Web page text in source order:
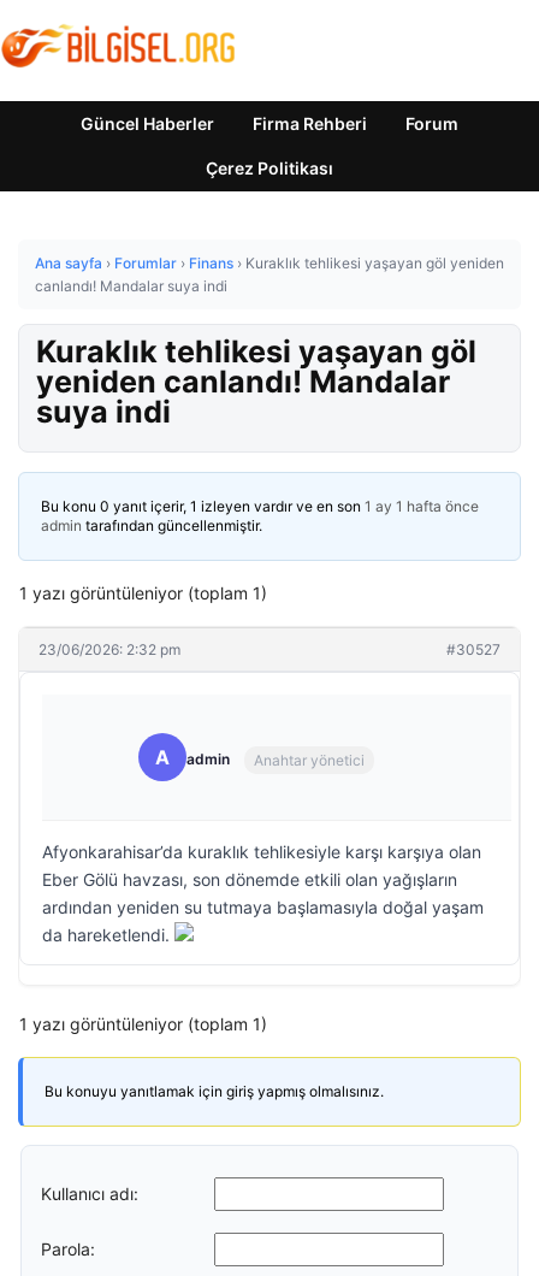
Güncel Haberler Firma Rehberi Forum
Çerez Politikası
Ana sayfa › Forumlar › Finans › Kuraklık tehlikesi yaşayan göl yeniden
canlandı! Mandalar suya indi
Kuraklık tehlikesi yaşayan göl
yeniden canlandı! Mandalar
suya indi
Bu konu 0 yanıt içerir, 1 izleyen vardır ve en son 1 ay 1 hafta önce
admin tarafından güncellenmiştir.
1 yazı görüntüleniyor (toplam 1)
23/06/2026: 2:32 pm #30527
A admin Anahtar yönetici
Afyonkarahisar’da kuraklık tehlikesiyle karşı karşıya olan
Eber Gölü havzası, son dönemde etkili olan yağışların
ardından yeniden su tutmaya başlamasıyla doğal yaşam
da hareketlendi.
1 yazı görüntüleniyor (toplam 1)
Bu konuyu yanıtlamak için giriş yapmış olmalısınız.
Kullanıcı adı:
Parola: